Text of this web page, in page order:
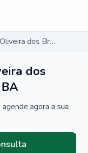
Geriatra em Oliveira dos Brejinhos - BA
dos
agora a sua